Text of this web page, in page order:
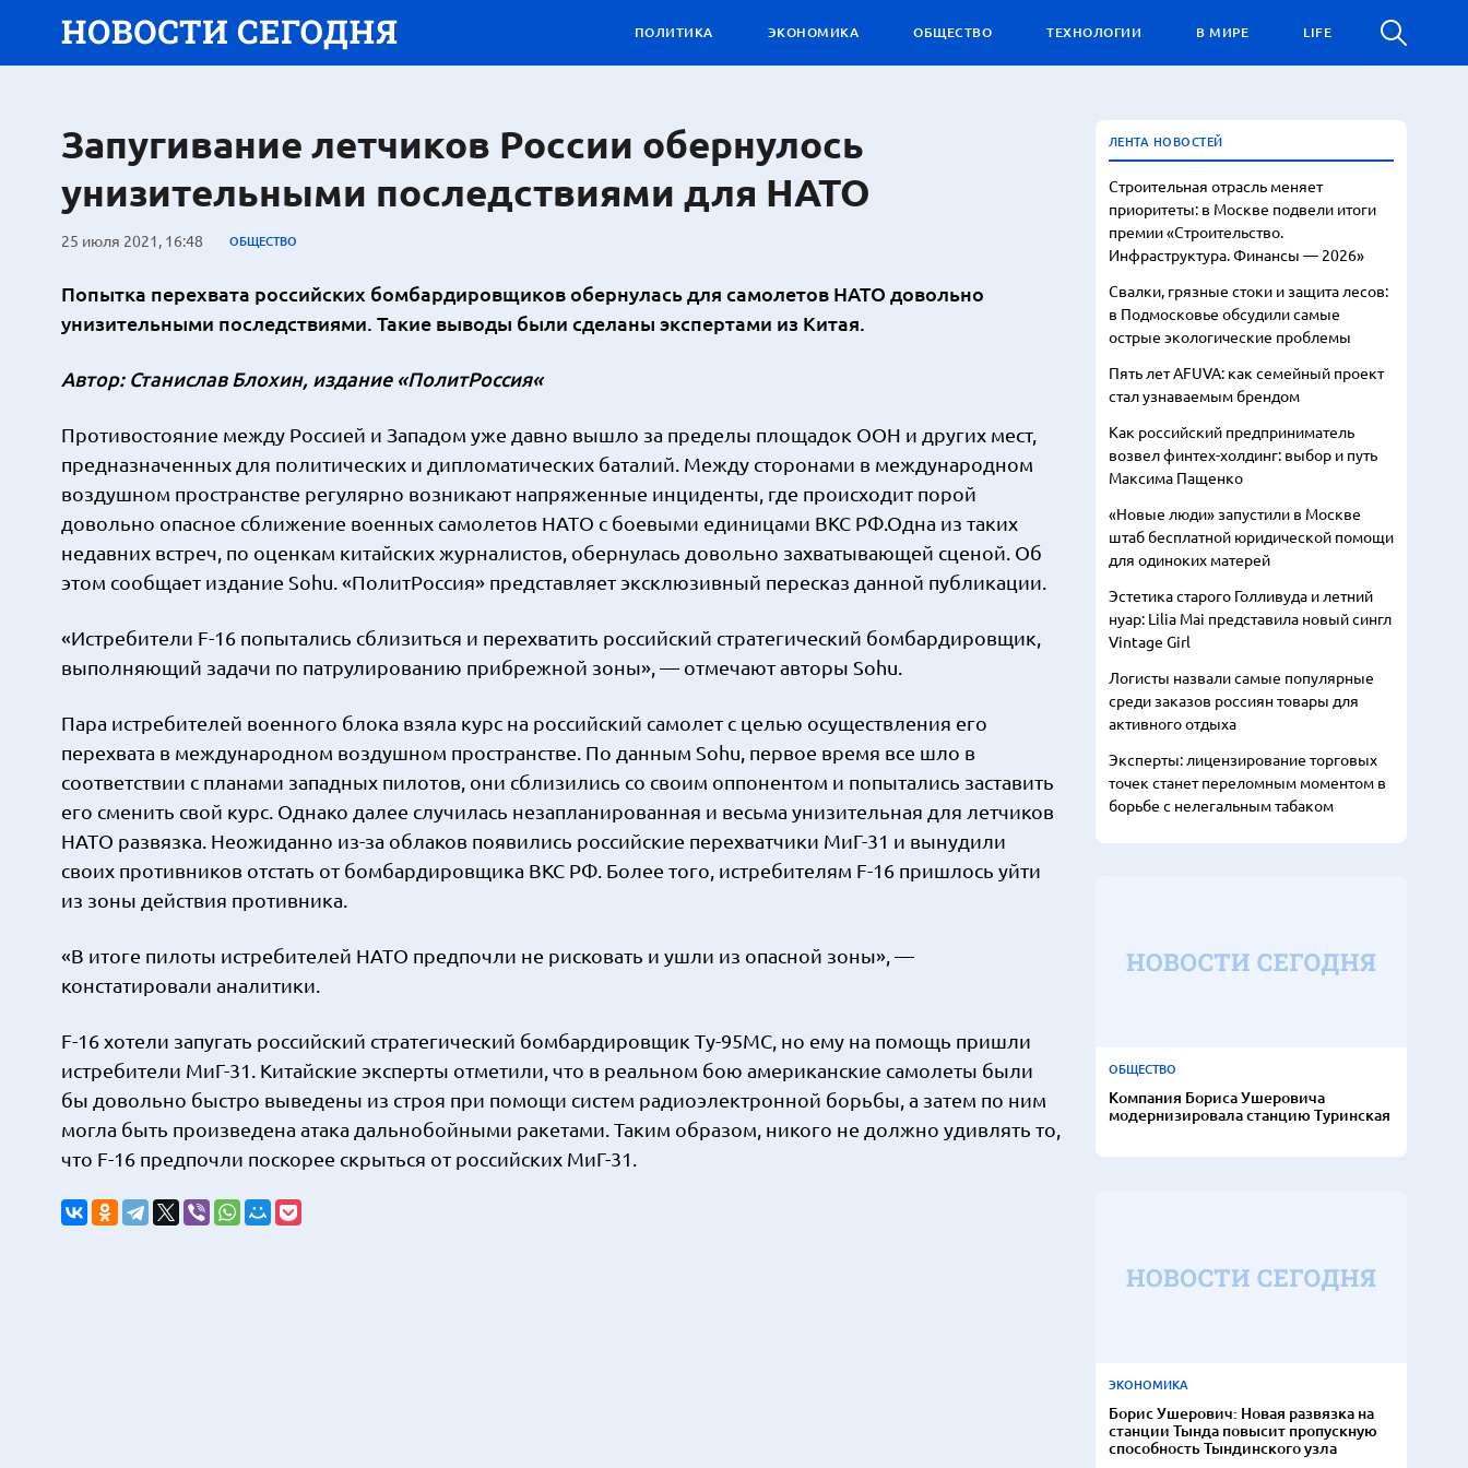
ПОЛИТИКА ЭКОНОМИКА ОБЩЕСТВО ТЕХНОЛОГИИ В МИРЕ LIFE
Запугивание летчиков России обернулось
унизительными последствиями для НАТО
25 июля 2021, 16:48 ОБЩЕСТВО
Попытка перехвата российских бомбардировщиков обернулась для самолетов НАТО довольно
унизительными последствиями. Такие выводы были сделаны экспертами из Китая.
Автор: Станислав Блохин, издание «ПолитРоссия«
Противостояние между Россией и Западом уже давно вышло за пределы площадок ООН и других мест,
предназначенных для политических и дипломатических баталий. Между сторонами в международном
воздушном пространстве регулярно возникают напряженные инциденты, где происходит порой
довольно опасное сближение военных самолетов НАТО с боевыми единицами ВКС РФ.Одна из таких
недавних встреч, по оценкам китайских журналистов, обернулась довольно захватывающей сценой. Об
этом сообщает издание Sohu. «ПолитРоссия» представляет эксклюзивный пересказ данной публикации.
«Истребители F-16 попытались сблизиться и перехватить российский стратегический бомбардировщик,
выполняющий задачи по патрулированию прибрежной зоны», — отмечают авторы Sohu.
Пара истребителей военного блока взяла курс на российский самолет с целью осуществления его
перехвата в международном воздушном пространстве. По данным Sohu, первое время все шло в
соответствии с планами западных пилотов, они сблизились со своим оппонентом и попытались заставить
его сменить свой курс. Однако далее случилась незапланированная и весьма унизительная для летчиков
НАТО развязка. Неожиданно из-за облаков появились российские перехватчики МиГ-31 и вынудили
своих противников отстать от бомбардировщика ВКС РФ. Более того, истребителям F-16 пришлось уйти
из зоны действия противника.
«В итоге пилоты истребителей НАТО предпочли не рисковать и ушли из опасной зоны», —
констатировали аналитики.
F-16 хотели запугать российский стратегический бомбардировщик Ту-95МС, но ему на помощь пришли
истребители МиГ-31. Китайские эксперты отметили, что в реальном бою американские самолеты были
бы довольно быстро выведены из строя при помощи систем радиоэлектронной борьбы, а затем по ним
могла быть произведена атака дальнобойными ракетами. Таким образом, никого не должно удивлять то,
что F-16 предпочли поскорее скрыться от российских МиГ-31.
ЛЕНТА НОВОСТЕЙ
Строительная отрасль меняет
приоритеты: в Москве подвели итоги
премии «Строительство.
Инфраструктура. Финансы — 2026»
Свалки, грязные стоки и защита лесов:
в Подмосковье обсудили самые
острые экологические проблемы
Пять лет AFUVA: как семейный проект
стал узнаваемым брендом
Как российский предприниматель
возвел финтех-холдинг: выбор и путь
Максима Пащенко
«Новые люди» запустили в Москве
штаб бесплатной юридической помощи
для одиноких матерей
Эстетика старого Голливуда и летний
нуар: Lilia Mai представила новый сингл
Vintage Girl
Логисты назвали самые популярные
среди заказов россиян товары для
активного отдыха
Эксперты: лицензирование торговых
точек станет переломным моментом в
борьбе с нелегальным табаком
ОБЩЕСТВО
Компания Бориса Ушеровича
модернизировала станцию Туринская
ЭКОНОМИКА
Борис Ушерович: Новая развязка на
станции Тында повысит пропускную
способность Тындинского узла